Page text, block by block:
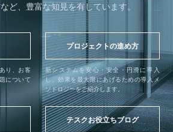
ど、豊富な知見を有しています。
り、お客
について
プロジェクトの進め方
新システムを安心・安全・円滑に導入
し、効果を最大限にあげるための導入メ
ソドロジーをご紹介します。
テスクお役立ちブログ